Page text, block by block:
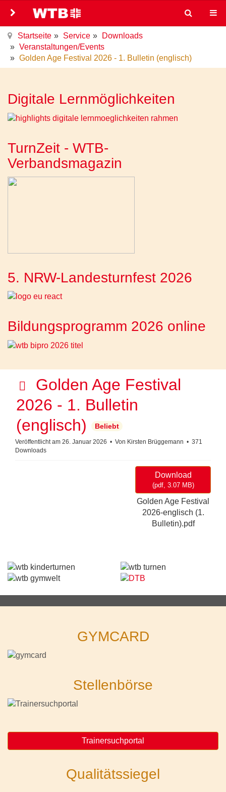
Startseite Service
Downloads
Veranstaltungen/Events
Golden Age Festival 2026 - 1. Bulletin (englisch)
Digitale Lernmöglichkeiten
TurnZeit - WTB-
Verbandsmagazin
5. NRW-Landesturnfest 2026
Bildungsprogramm 2026 online
p
d
f
Golden Age Festival
2026 - 1. Bulletin
(englisch)
Beliebt
Veröffentlicht am 26. Januar 2026 Von Kirsten Brüggemann
371
Downloads
Download
(pdf, 3.07 MB)
Golden Age Festival
2026-englisch (1.
Bulletin).pdf
GYMCARD
Stellenbörse
Trainersuchportal
Qualitätssiegel